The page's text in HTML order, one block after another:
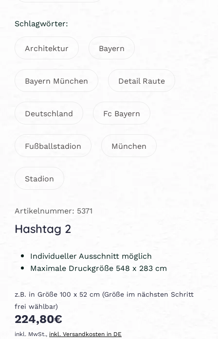
Schlagwörter:
Architektur Bayern
Bayern München Detail Raute
Deutschland Fc Bayern
Fußballstadion München
Stadion
Artikelnummer: 5371
Hashtag 2
Individueller Ausschnitt möglich
Maximale Druckgröße 548 x 283 cm
z.B. in Größe 100 x 52 cm (Größe im nächsten Schritt
frei wählbar)
224,80€
inkl. MwSt., inkl. Versandkosten in DE